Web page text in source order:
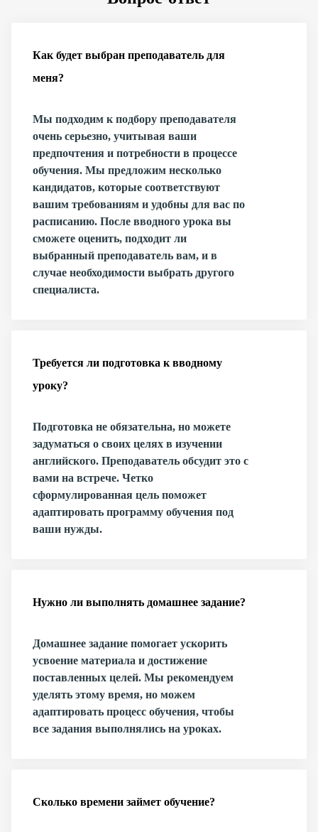
Как будет выбран преподаватель для
меня?
Мы подходим к подбору преподавателя
очень серьезно, учитывая ваши
предпочтения и потребности в процессе
обучения. Мы предложим несколько
кандидатов, которые соответствуют
вашим требованиям и удобны для вас по
расписанию. После вводного урока вы
сможете оценить, подходит ли
выбранный преподаватель вам, и в
случае необходимости выбрать другого
специалиста.
Требуется ли подготовка к вводному
уроку?
Подготовка не обязательна, но можете
задуматься о своих целях в изучении
английского. Преподаватель обсудит это с
вами на встрече. Четко
сформулированная цель поможет
адаптировать программу обучения под
ваши нужды.
Нужно ли выполнять домашнее задание?
Домашнее задание помогает ускорить
усвоение материала и достижение
поставленных целей. Мы рекомендуем
уделять этому время, но можем
адаптировать процесс обучения, чтобы
все задания выполнялись на уроках.
Сколько времени займет обучение?